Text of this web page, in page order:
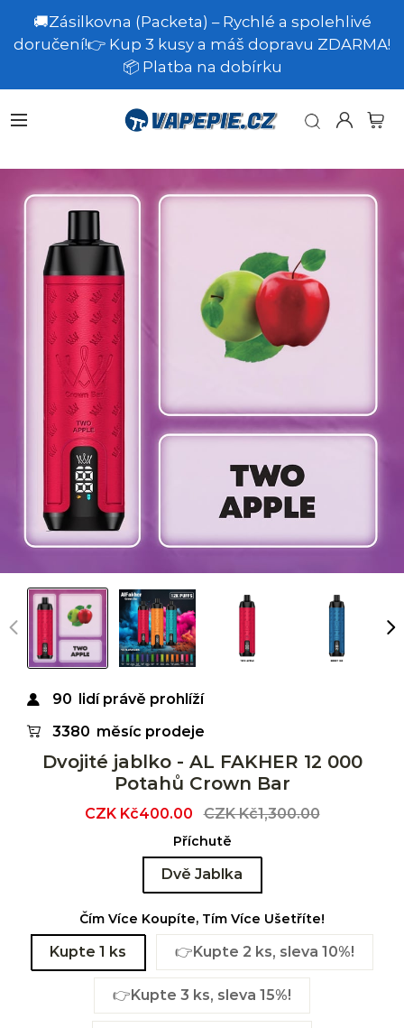
🚚Zásilkovna (Packeta) – Rychlé a spolehlivé
doručení!👉 Kup 3 kusy a máš dopravu ZDARMA!
📦 Platba na dobírku
90 lidí právě prohlíží
3380 měsíc prodeje
Dvojité jablko - AL FAKHER 12 000
Potahů Crown Bar
Sale
CZK Kč400.00
Regular
CZK Kč1,300.00
Příchutě
Dvě Jablka
Čím Více Koupíte, Tím Více Ušetříte!
Kupte 1 ks 👉Kupte 2 ks, sleva 10%!
👉Kupte 3 ks, sleva 15%!